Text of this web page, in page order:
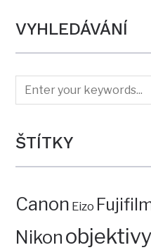
VYHLEDÁVÁNÍ
ŠTÍTKY
Canon Eizo
Nikon objektivy